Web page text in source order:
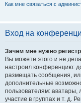
Как мне связаться с
Вход на
Зачем мне нужно
Вы можете этого и не
настроил конференцию:
размещать сообщения,
дополнительные
пользователям:
участие в группах и т. д.